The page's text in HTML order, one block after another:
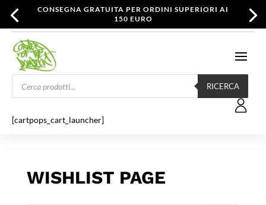
CONSEGNA GRATUITA PER ORDINI SUPERIORI AI
150 EURO
Products
search
RICERCA
[cartpops_cart_launcher]
WISHLIST PAGE